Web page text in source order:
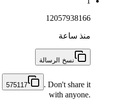
12057938166
منذ ساعة
نسخ الرسالة
575117
. Don't share it
with anyone.